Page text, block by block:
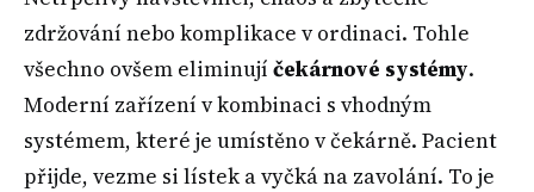
zdržování nebo komplikace v ordinaci. Tohle
všechno ovšem eliminují čekárnové systémy.
Moderní zařízení v kombinaci s vhodným
systémem, které je umístěno v čekárně. Pacient
přijde, vezme si lístek a vyčká na zavolání. To je